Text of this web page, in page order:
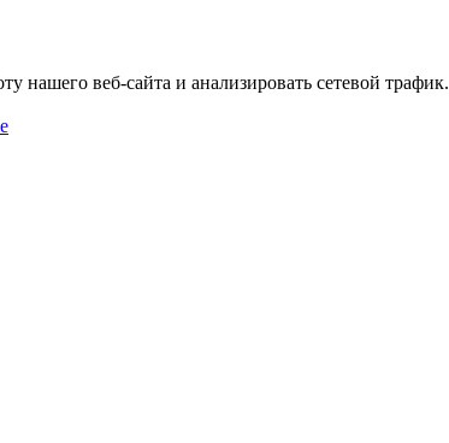
нашего веб-сайта и анализировать сетевой трафик.